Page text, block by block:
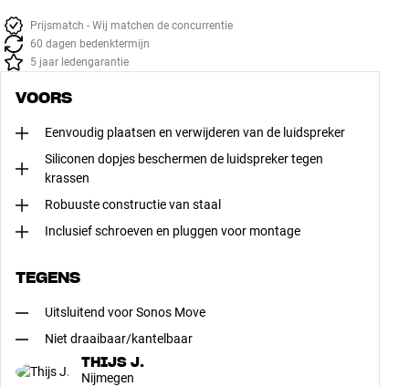
Prijsmatch - Wij matchen de concurrentie
60 dagen bedenktermijn
5 jaar ledengarantie
VOORS
Eenvoudig plaatsen en verwijderen van de luidspreker
Siliconen dopjes beschermen de luidspreker tegen
krassen
Robuuste constructie van staal
Inclusief schroeven en pluggen voor montage
TEGENS
Uitsluitend voor Sonos Move
Niet draaibaar/kantelbaar
THIJS J.
Nijmegen